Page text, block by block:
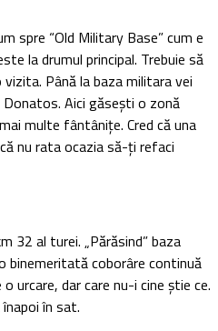
spre “Old Military Base” cum e
la drumul principal. Trebuie să
Până la baza militara vei
Aici găsești o zonă
multe fântânițe. Cred că una
nu rata ocazia să-ți refaci
32 al turei. „Părăsind” baza
binemeritată coborâre continuă
urcare, dar care nu-i cine știe ce.
în sat.